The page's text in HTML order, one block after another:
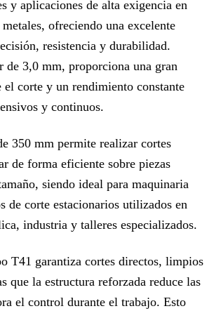
y aplicaciones de alta exigencia en
ofreciendo una excelente
resistencia y durabilidad.
de 3,0 mm, proporciona una gran
el corte y un rendimiento constante
y continuos.
350 mm permite realizar cortes
de forma eficiente sobre piezas
siendo ideal para maquinaria
de corte estacionarios utilizados en
industria y talleres especializados.
T41 garantiza cortes directos, limpios
que la estructura reforzada reduce las
el control durante el trabajo. Esto